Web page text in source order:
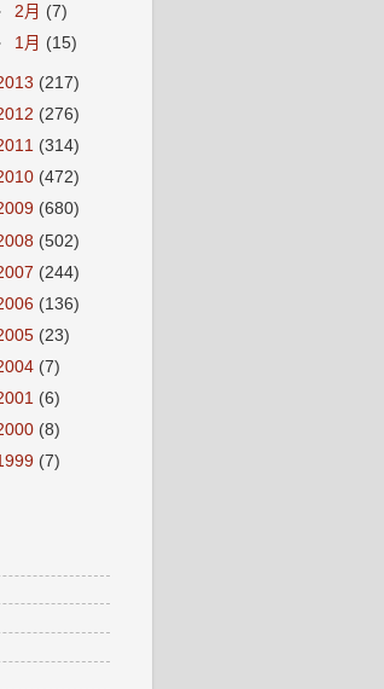
2月 (7)
1月 (15)
(217)
(276)
(314)
(472)
(680)
(502)
(244)
(136)
(23)
(7)
(6)
(8)
(7)